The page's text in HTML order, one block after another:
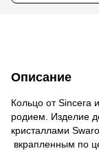
Описание
Кольцо от Sincera
родием. Изделие
кристаллами
вкрапленным по